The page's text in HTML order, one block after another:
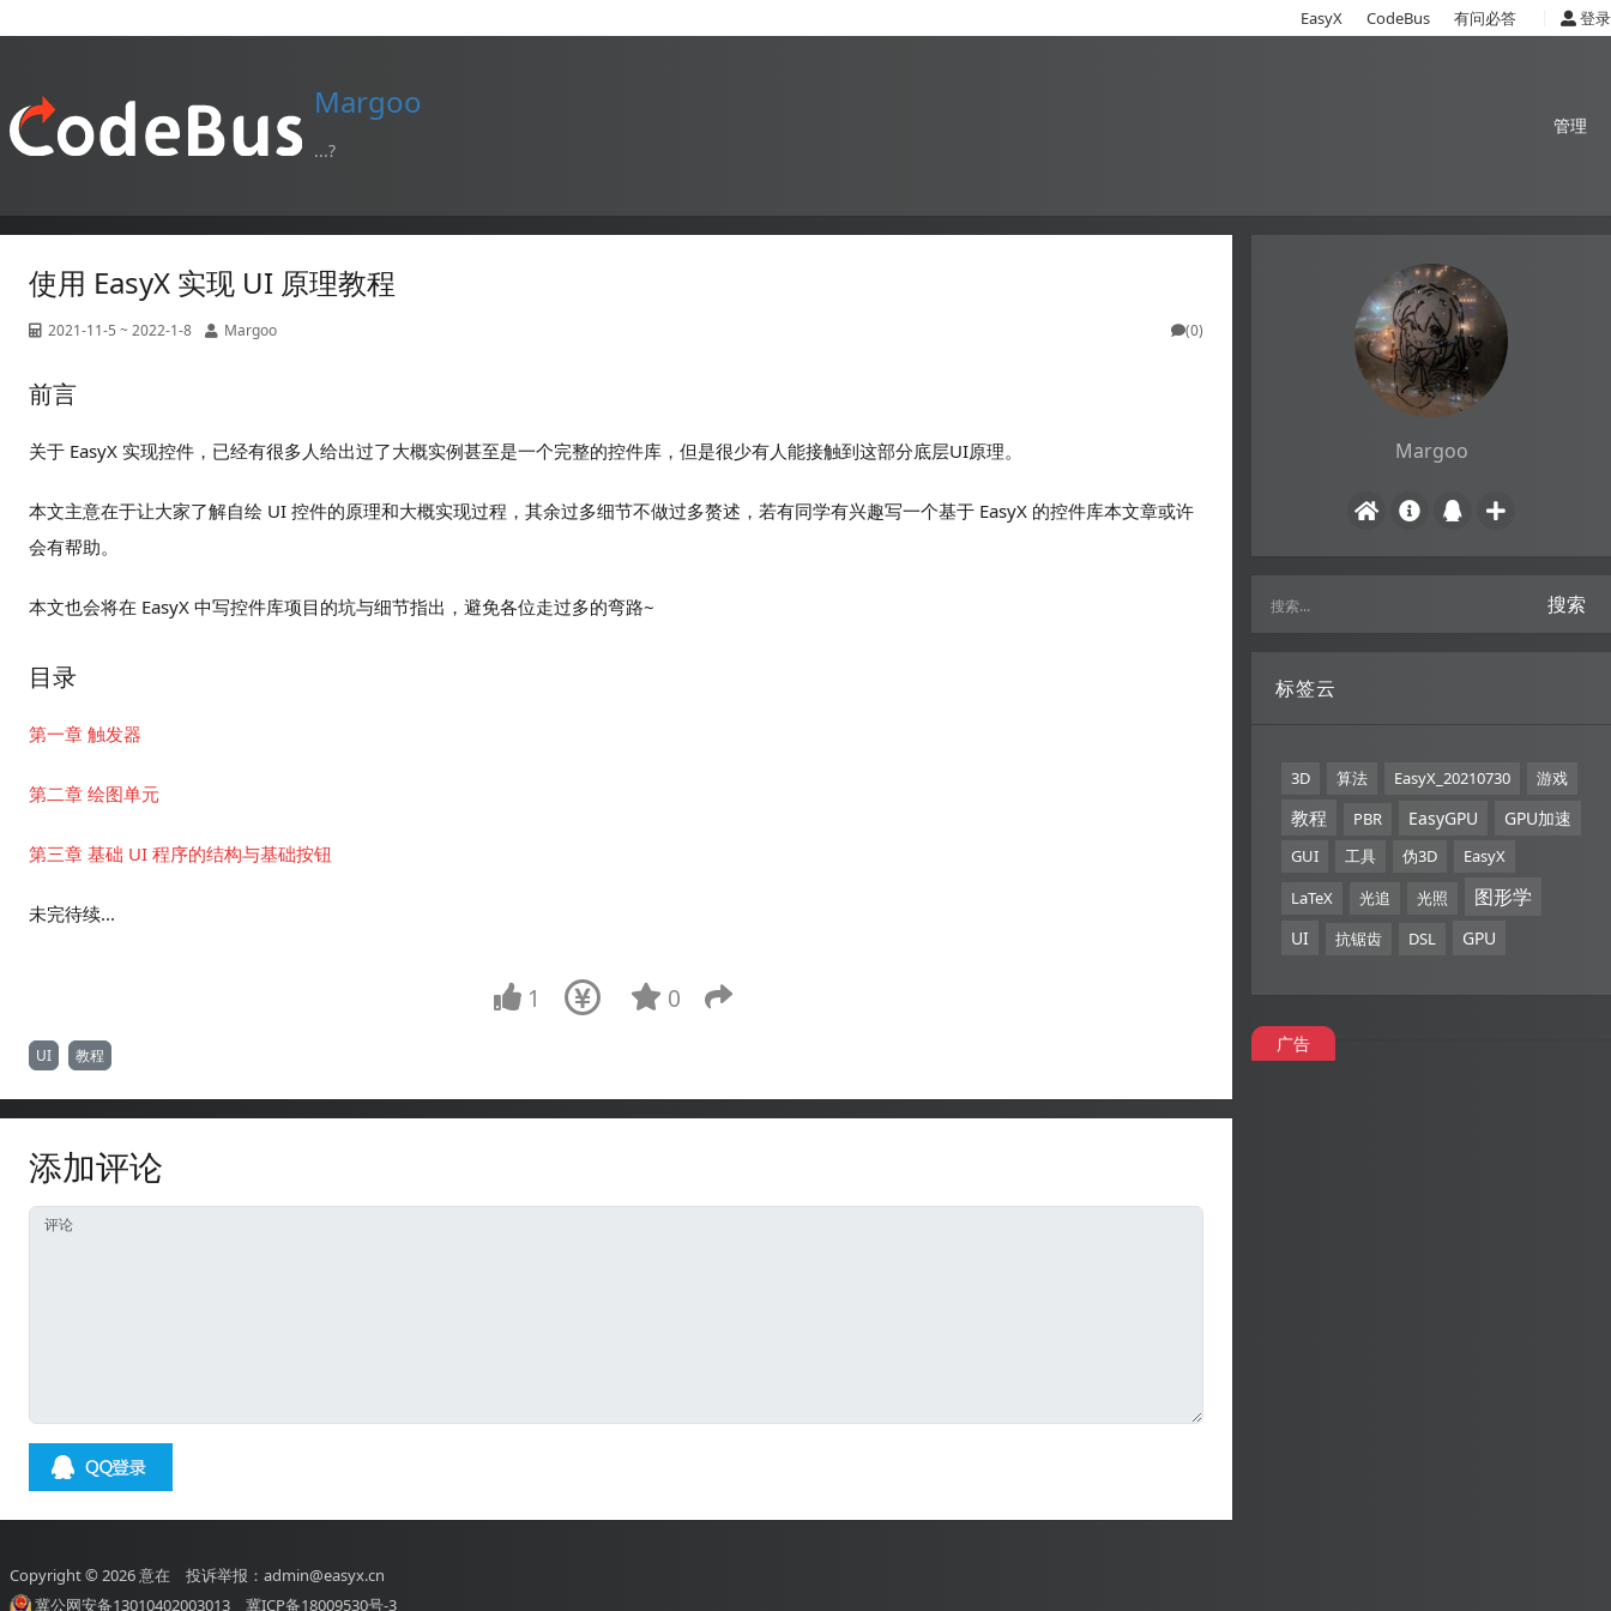
EasyX CodeBus 有问必答 登录
Margoo
...?
管理
使用 EasyX 实现 UI 原理教程
2021-11-5 ~ 2022-1-8 Margoo (0)
前言
关于 EasyX 实现控件，已经有很多人给出过了大概实例甚至是一个完整的控件库，但是很少有人能接触到这部分底层UI原理。
本文主意在于让大家了解自绘 UI 控件的原理和大概实现过程，其余过多细节不做过多赘述，若有同学有兴趣写一个基于 EasyX 的控件库本文章或许
会有帮助。
本文也会将在 EasyX 中写控件库项目的坑与细节指出，避免各位走过多的弯路~
目录
第一章 触发器
第二章 绘图单元
第三章 基础 UI 程序的结构与基础按钮
未完待续...
1 0
UI 教程
添加评论
Margoo
搜索
标签云
3D 算法 EasyX_20210730 游戏
教程 PBR EasyGPU GPU加速
GUI 工具 伪3D
EasyX
LaTeX
光追 光照 图形学
UI 抗锯齿 DSL GPU
广告
Copyright © 2026意在 投诉举报：admin@easyx.cn
冀公网安备13010402003013
冀ICP备18009530号-3